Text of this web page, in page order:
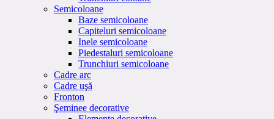
Semicoloane
Baze semicoloane
Capiteluri semicoloane
Inele semicoloane
Piedestaluri semicoloane
Trunchiuri semicoloane
Cadre arc
Cadre uşă
Fronton
Şeminee decorative